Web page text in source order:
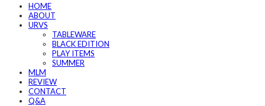
HOME
ABOUT
URVS
TABLEWARE
BLACK EDITION
PLAY ITEMS
SUMMER
MLM
REVIEW
CONTACT
Q&A